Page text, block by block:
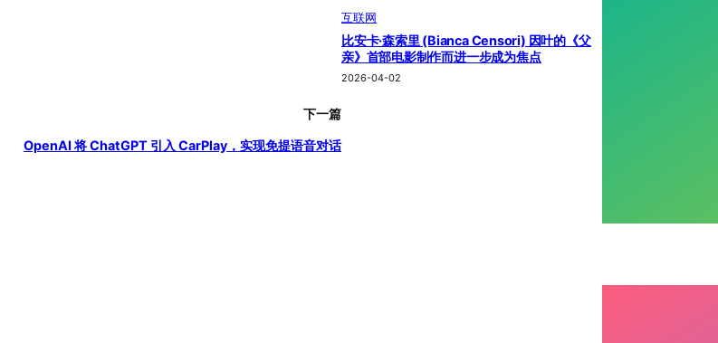
下一篇
OpenAI 将 ChatGPT 引入 CarPlay，实现免提语音对话
互联网
比安卡·森索里 (Bianca Censori) 因叶的《父
亲》首部电影制作而进一步成为焦点
2026-04-02